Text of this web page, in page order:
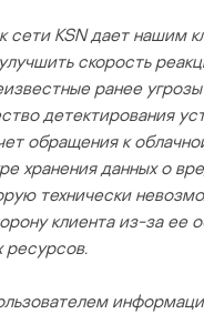
сети KSN дает нашим
скорость
ранее
детектирования
обращения к
хранения данных о
технически
клиента из-за ее
ресурсов.